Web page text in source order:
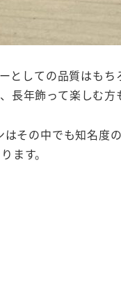
しての品質はも
年飾って楽しむ方
その中でも知名
ます。